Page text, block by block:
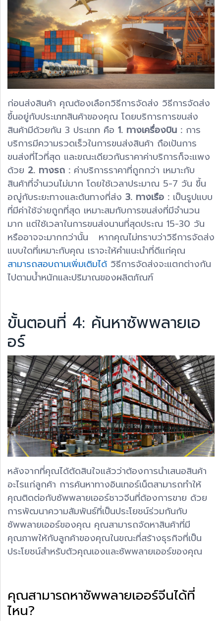
ก่อนส่งสินค้า คุณต้องเลือกวิธีการจัดส่ง วิธีการจัดส่ง
ขึ้นอยู่กับประเภทสินค้าของคุณ โดยบริการการขนส่ง
สินค้ามีด้วยกัน 3 ประเภท คือ 1. ทางเครื่องบิน : การ
บริการมีความรวดเร็วในการขนส่งสินค้า ถือเป้นการ
ขนส่งที่ไวที่สุด และขณะเดียวกันราคาค่าบริการก็จะแพง
ด้วย 2. ทางรถ : ค่าบริการราคาที่ถูกกว่า เหมาะกับ
สินค้าที่จำนวนไม่มาก โดยใช้เวลาประมาณ 5-7 วัน ขึ้น
อญู่กับระยะทางและต้นทางที่ส่ง 3. ทางเรือ : เป็นรูปแบบ
ที่มีค่าใช้จ่ายถูกที่สุด เหมาะสมกับการขนส่งที่มีจำนวน
มาก แต่ใช้เวลาในการขนส่งนานที่สุดประณ 15-30 วัน
หรืออาจจะมากกว่านั้น หากคุณไม่ทราบว่าวิธีการจัดส่ง
แบบใดที่เหมาะกับคุณ เราจะให้คำแนะนำที่ดีแก่คุณ
สามารถสอบถามเพิ่มเติมได้ วิธีการจัดส่งจะแตกต่างกัน
ไปตามน้ำหนักและปริมาณของผลิตภัณฑ์
ขั้นตอนที่ 4: ค้นหาซัพพลายเอ
อร์
หลังจากที่คุณได้ตัดสินใจแล้วว่าต้องการนำเสนอสินค้า
อะไรแก่ลูกค้า การค้นหาทางอินเทอร์เน็ตสามารถทำให้
คุณติดต่อกับซัพพลายเออร์ชาวจีนที่ต้องการขาย ด้วย
การพัฒนาความสัมพันธ์ที่เป็นประโยชน์ร่วมกันกับ
ซัพพลายเออร์ของคุณ คุณสามารถจัดหาสินค้าที่มี
คุณภาพให้กับลูกค้าของคุณในขณะที่สร้างธุรกิจที่เป็น
ประโยชน์สำหรับตัวคุณเองและซัพพลายเออร์ของคุณ
คุณสามารถหาซัพพลายเออร์จีนได้ที่
ไหน?